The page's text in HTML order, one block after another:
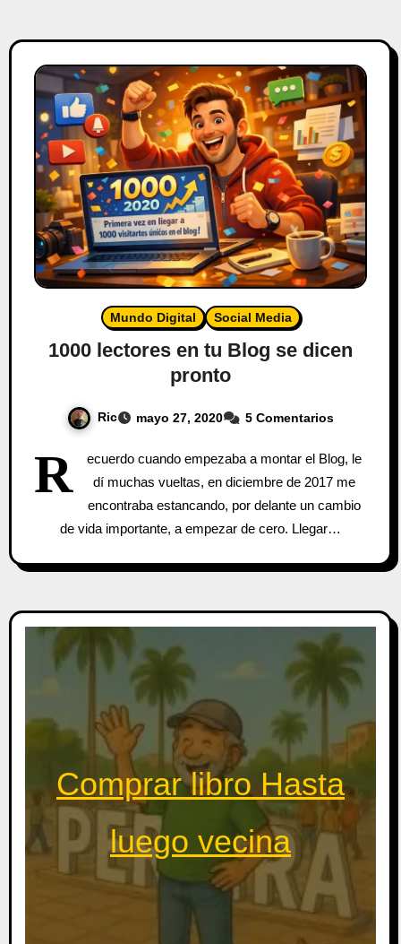
Mundo Digital Social Media
1000 lectores en tu Blog se dicen
pronto
Ric mayo 27, 2020 5 Comentarios
R
ecuerdo cuando empezaba a montar el Blog, le
dí muchas vueltas, en diciembre de 2017 me
encontraba estancando, por delante un cambio
de vida importante, a empezar de cero. Llegar…
Comprar libro Hasta
luego vecina